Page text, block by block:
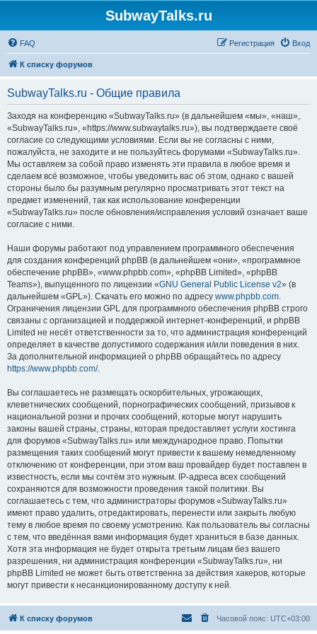
SubwayTalks.ru
FAQ Вход
Регистрация
К списку форумов
SubwayTalks.ru - Общие правила
Заходя на конференцию «SubwayTalks.ru» (в дальнейшем «мы», «наш»,
«SubwayTalks.ru», «https://www.subwaytalks.ru»), вы подтверждаете своё
согласие со следующими условиями. Если вы не согласны с ними,
пожалуйста, не заходите и не пользуйтесь форумами «SubwayTalks.ru».
Мы оставляем за собой право изменять эти правила в любое время и
сделаем всё возможное, чтобы уведомить вас об этом, однако с вашей
стороны было бы разумным регулярно просматривать этот текст на
предмет изменений, так как использование конференции
«SubwayTalks.ru» после обновления/исправления условий означает ваше
согласие с ними.
Наши форумы работают под управлением программного обеспечения
для создания конференций phpBB (в дальнейшем «они», «программное
обеспечение phpBB», «www.phpbb.com», «phpBB Limited», «phpBB
Teams»), выпущенного по лицензии «GNU General Public License v2» (в
дальнейшем «GPL»). Скачать его можно по адресу www.phpbb.com.
Ограничения лицензии GPL для программного обеспечения phpBB строго
связаны с организацией и поддержкой интернет-конференций, и phpBB
Limited не несёт ответственности за то, что администрация конференций
определяет в качестве допустимого содержания и/или поведения в них.
За дополнительной информацией о phpBB обращайтесь по адресу
https://www.phpbb.com/.
Вы соглашаетесь не размещать оскорбительных, угрожающих,
клеветнических сообщений, порнографических сообщений, призывов к
национальной розни и прочих сообщений, которые могут нарушить
законы вашей страны, страны, которая предоставляет услуги хостинга
для форумов «SubwayTalks.ru» или международное право. Попытки
размещения таких сообщений могут привести к вашему немедленному
отключению от конференции, при этом ваш провайдер будет поставлен в
известность, если мы сочтём это нужным. IP-адреса всех сообщений
сохраняются для возможности проведения такой политики. Вы
соглашаетесь с тем, что администраторы форумов «SubwayTalks.ru»
имеют право удалить, отредактировать, перенести или закрыть любую
тему в любое время по своему усмотрению. Как пользователь вы согласны
с тем, что введённая вами информация будет храниться в базе данных.
Хотя эта информация не будет открыта третьим лицам без вашего
разрешения, ни администрация конференции «SubwayTalks.ru», ни
phpBB Limited не может быть ответственна за действия хакеров, которые
могут привести к несанкционированному доступу к ней.
К списку форумов Часовой пояс: UTC+03:00